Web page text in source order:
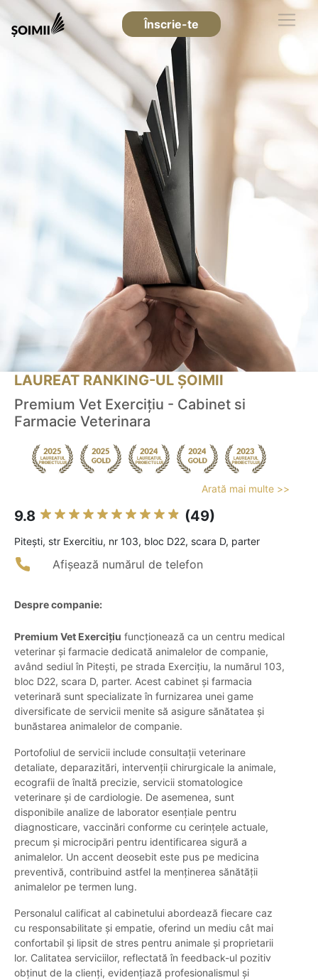
Înscrie-te
LAUREAT RANKING-UL ȘOIMII
Premium Vet Exercițiu - Cabinet si
Farmacie Veterinara
Arată mai multe >>
9.8 (49)
Piteşti, str Exercitiu, nr 103, bloc D22, scara D, parter
Afișează numărul de telefon
Despre companie:
Premium Vet Exercițiu funcționează ca un centru medical
veterinar și farmacie dedicată animalelor de companie,
având sediul în Pitești, pe strada Exercițiu, la numărul 103,
bloc D22, scara D, parter. Acest cabinet și farmacia
veterinară sunt specializate în furnizarea unei game
diversificate de servicii menite să asigure sănătatea și
bunăstarea animalelor de companie.
Portofoliul de servicii include consultații veterinare
detaliate, deparazitări, intervenții chirurgicale la animale,
ecografii de înaltă precizie, servicii stomatologice
veterinare și de cardiologie. De asemenea, sunt
disponibile analize de laborator esențiale pentru
diagnosticare, vaccinări conforme cu cerințele actuale,
precum și microcipări pentru identificarea sigură a
animalelor. Un accent deosebit este pus pe medicina
preventivă, contribuind astfel la menținerea sănătății
animalelor pe termen lung.
Personalul calificat al cabinetului abordează fiecare caz
cu responsabilitate și empatie, oferind un mediu cât mai
confortabil și lipsit de stres pentru animale și proprietarii
lor. Calitatea serviciilor, reflectată în feedback-ul pozitiv
obținut de la clienți, evidențiază profesionalismul și